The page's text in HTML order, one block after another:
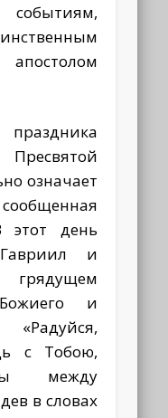
означает
этот день
и
и
с Тобою,
между
в словах